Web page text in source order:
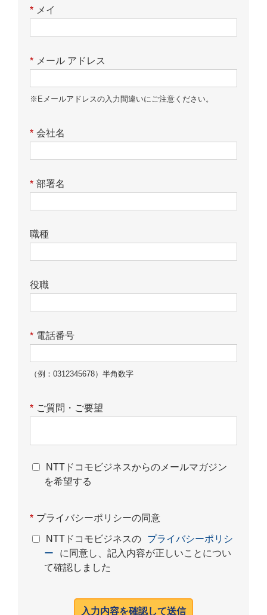
* メイ
* メール アドレス
※Eメールアドレスの入力間違いにご注意ください。
* 会社名
* 部署名
職種
役職
* 電話番号
（例：0312345678）半角数字
* ご質問・ご要望
NTTドコモビジネスからのメールマガジン
を希望する
* プライバシーポリシーの同意
NTTドコモビジネスの
プライバシーポリシ
ー
に同意し、記入内容が正しいことについ
て確認しました
入力内容を確認して送信